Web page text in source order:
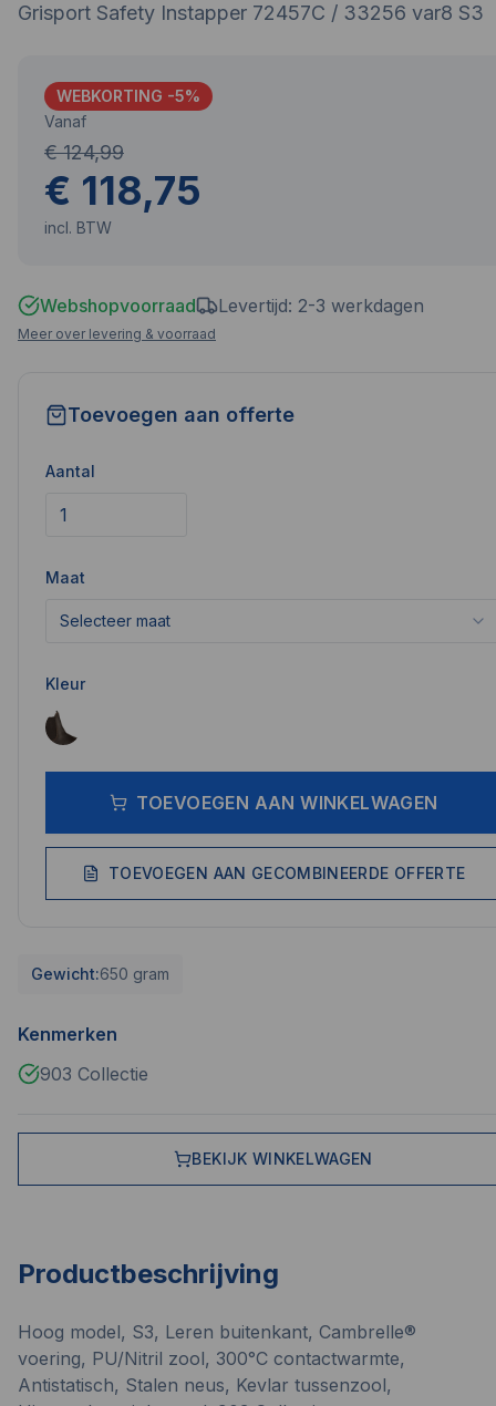
Grisport Safety Instapper 72457C / 33256 var8 S3
WEBKORTING -5%
Vanaf
€ 124,99
€ 118,75
incl. BTW
Webshopvoorraad Levertijd: 2-3 werkdagen
Meer over levering & voorraad
Toevoegen aan offerte
Aantal
Maat
Selecteer maat
Kleur
TOEVOEGEN AAN WINKELWAGEN
TOEVOEGEN AAN GECOMBINEERDE OFFERTE
Gewicht:650 gram
Kenmerken
903 Collectie
BEKIJK WINKELWAGEN
Productbeschrijving
Hoog model, S3, Leren buitenkant, Cambrelle®
voering, PU/Nitril zool, 300°C contactwarmte,
Antistatisch, Stalen neus, Kevlar tussenzool,